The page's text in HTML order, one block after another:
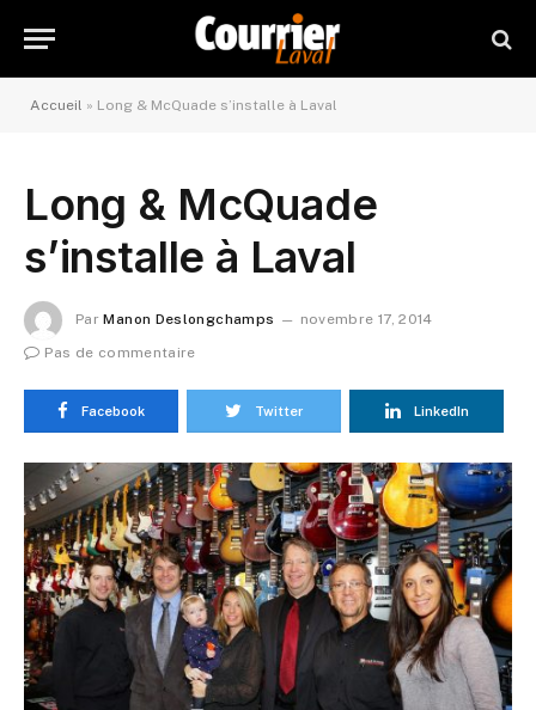
Accueil » Long & McQuade s’installe à Laval
Long & McQuade
s’installe à Laval
Par Manon Deslongchamps
novembre 17, 2014
Pas de commentaire
Facebook Twitter LinkedIn